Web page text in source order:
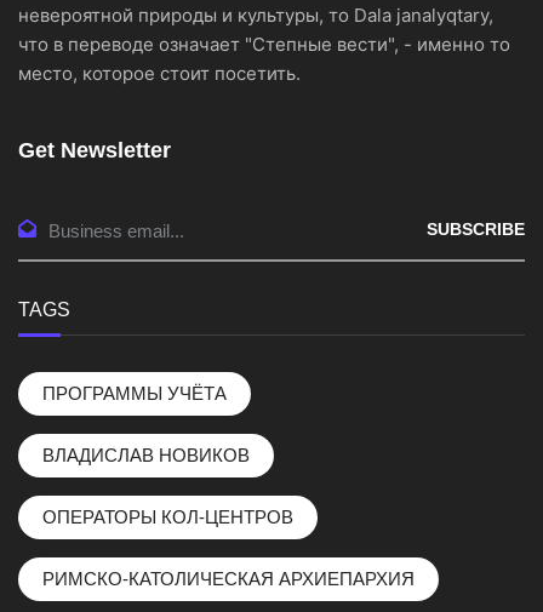
невероятной природы и культуры, то Dala janalyqtary,
что в переводе означает "Степные вести", - именно то
место, которое стоит посетить.
Get Newsletter
SUBSCRIBE
TAGS
ПРОГРАММЫ УЧЁТА
ВЛАДИСЛАВ НОВИКОВ
ОПЕРАТОРЫ КОЛ-ЦЕНТРОВ
РИМСКО-КАТОЛИЧЕСКАЯ АРХИЕПАРХИЯ